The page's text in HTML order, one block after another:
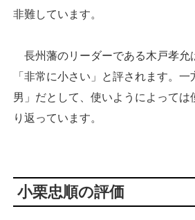
非難しています。
長州藩のリーダーである木戸孝允
「非常に小さい」と評されます。
男」だとして、使いようによっては
り返っています。
小栗忠順の評価